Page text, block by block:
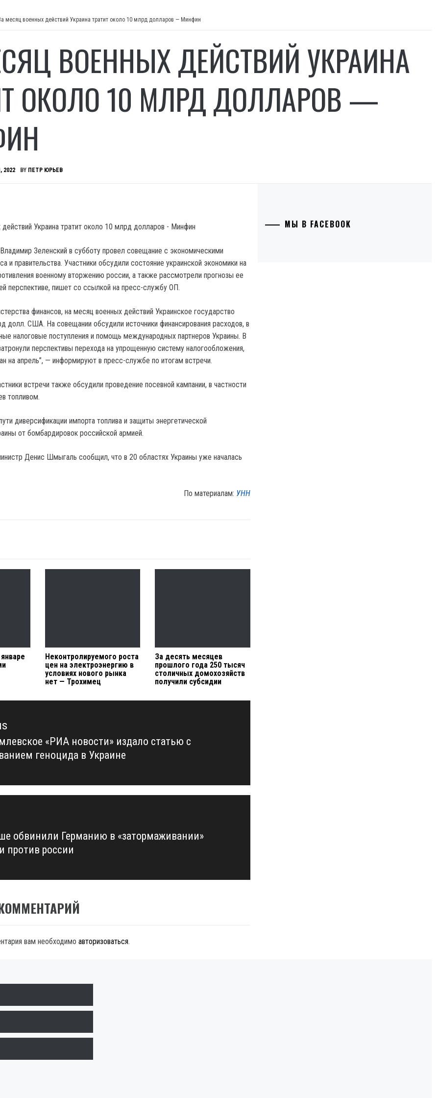
месяц военных действий Украина тратит около 10 млрд долларов — Минфин
ВОЕННЫХ ДЕЙСТВИЙ УКРАИНА
ОКОЛО 10 МЛРД ДОЛЛАРОВ —
2022 BY ПЕТР ЮРЬЕВ
Зеленский в субботу провел совещание с экономическими
и правительства. Участники обсудили состояние украинской экономики на
военному вторжению россии, а также рассмотрели прогнозы ее
перспективе, пишет со ссылкой на пресс-службу ОП.
финансов, на месяц военных действий Украинское государство
долл. США. На совещании обсудили источники финансирования расходов, в
налоговые поступления и помощь международных партнеров Украины. В
перспективы перехода на упрощенную систему налогообложения,
на апрель”, — информируют в пресс-службе по итогам встречи.
встречи также обсудили проведение посевной кампании, в частности
топливом.
диверсификации импорта топлива и защиты энергетической
от бомбардировок российской армией.
Денис Шмыгаль сообщил, что в 20 областях Украины уже началась
По материалам: УНН
Неконтролируемого роста
цен на электроэнергию в
условиях нового рынка
нет — Трохимец
За десять месяцев
прошлого года 250 тысяч
столичных домохозяйств
получили субсидии
«РИА новости» издало статью с
геноцида в Украине
обвинили Германию в «затормаживании»
против россии
вам необходимо авторизоваться.
МЫ В FACEBOOK